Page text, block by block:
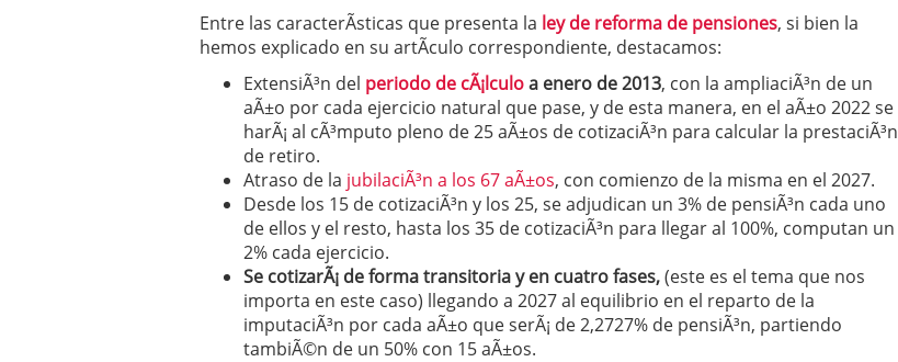
Entre las caracterÃ­sticas que presenta la ley de reforma de pensiones, si bien la
hemos explicado en su artÃ­culo correspondiente, destacamos:
ExtensiÃ³n del periodo de cÃ¡lculoa enero de 2013, con la ampliaciÃ³n de un
aÃ±o por cada ejercicio natural que pase, y de esta manera, en el aÃ±o 2022 se
harÃ¡ al cÃ³mputo pleno de 25 aÃ±os de cotizaciÃ³n para calcular la prestaciÃ³n
de retiro.
Atraso de la jubilaciÃ³n a los 67 aÃ±os, con comienzo de la misma en el 2027.
Desde los 15 de cotizaciÃ³n y los 25, se adjudican un 3% de pensiÃ³n cada uno
de ellos y el resto, hasta los 35 de cotizaciÃ³n para llegar al 100%, computan un
2% cada ejercicio.
Se cotizarÃ¡ de forma transitoria y en cuatro fases,(este es el tema que nos
importa en este caso) llegando a 2027 al equilibrio en el reparto de la
imputaciÃ³n por cada aÃ±o que serÃ¡ de 2,2727% de pensiÃ³n, partiendo
tambiÃ©n de un 50% con 15 aÃ±os.